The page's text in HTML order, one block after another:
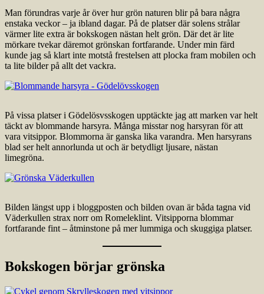
Man förundras varje år över hur grön naturen blir på bara några
enstaka veckor – ja ibland dagar. På de platser där solens strålar
värmer lite extra är bokskogen nästan helt grön. Där det är lite
mörkare tvekar däremot grönskan fortfarande. Under min färd
kunde jag så klart inte motstå frestelsen att plocka fram mobilen och
ta lite bilder på allt det vackra.
På vissa platser i Gödelösvsskogen upptäckte jag att marken var helt
täckt av blommande harsyra. Många misstar nog harsyran för att
vara vitsippor. Blommorna är ganska lika varandra. Men harsyrans
blad ser helt annorlunda ut och är betydligt ljusare, nästan
limegröna.
Bilden längst upp i bloggposten och bilden ovan är båda tagna vid
Väderkullen strax norr om Romeleklint. Vitsipporna blommar
fortfarande fint – åtminstone på mer lummiga och skuggiga platser.
Bokskogen börjar grönska